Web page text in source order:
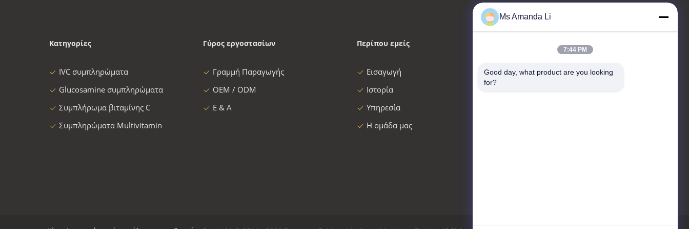
Κατηγορίες
IVC συμπληρώματα
Glucosamine συμπληρώματα
Συμπλήρωμα βιταμίνης C
Συμπληρώματα Multivitamin
Γύρος εργοστασίων
Γραμμή Παραγωγής
OEM / ODM
Ε & Α
Περίπου εμείς
Εισαγωγή
Ιστορία
Υπηρεσία
Η ομάδα μας
Dongguan Bai-tong Hardware
Machinery Factory
Ms Amanda Li
7:44 PM
Good day, what product are you looking
for?